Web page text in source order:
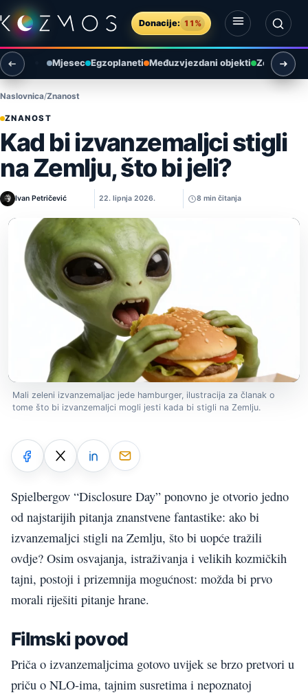
Preskoči na sadržaj
Donacije: 11%
Otvori izbornik
Otvori pretragu
Mjesec Egzoplaneti Međuzvjezdani objekti Zemlja i
Naslovnica Znanost
ZNANOST
Kad bi izvanzemaljci stigli
na Zemlju, što bi jeli?
Ivan Petričević 22. lipnja 2026. 8 min čitanja
Mali zeleni izvanzemaljac jede hamburger, ilustracija za članak o
tome što bi izvanzemaljci mogli jesti kada bi stigli na Zemlju.
Spielbergov “Disclosure Day” ponovno je otvorio jedno
od najstarijih pitanja znanstvene fantastike: ako bi
izvanzemaljci stigli na Zemlju, što bi uopće tražili
ovdje? Osim osvajanja, istraživanja i velikih kozmičkih
tajni, postoji i prizemnija mogućnost: možda bi prvo
morali riješiti pitanje hrane.
Filmski povod
Priča o izvanzemaljcima gotovo uvijek se brzo pretvori u
priču o NLO-ima, tajnim susretima i nepoznatoj